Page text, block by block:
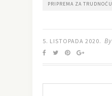
PRIPREMA ZA TRUDNOĆU
5. LISTOPADA 2020. By